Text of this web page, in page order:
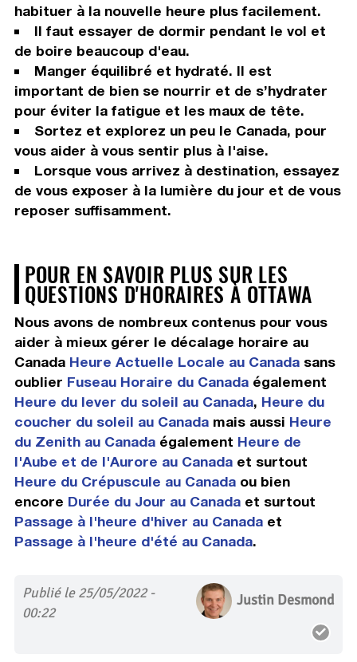
habituer à la nouvelle heure plus facilement.
Il faut essayer de dormir pendant le vol et
de boire beaucoup d'eau.
Manger équilibré et hydraté. Il est
important de bien se nourrir et de s’hydrater
pour éviter la fatigue et les maux de tête.
Sortez et explorez un peu le Canada, pour
vous aider à vous sentir plus à l'aise.
Lorsque vous arrivez à destination, essayez
de vous exposer à la lumière du jour et de vous
reposer suffisamment.
POUR EN SAVOIR PLUS SUR LES
QUESTIONS D'HORAIRES À OTTAWA
Nous avons de nombreux contenus pour vous
aider à mieux gérer le décalage horaire au
Canada Heure Actuelle Locale au Canadasans
oublier Fuseau Horaire du Canadaégalement
Heure du lever du soleil au Canada, Heure du
coucher du soleil au Canadamais aussi Heure
du Zenith au Canadaégalement Heure de
l'Aube et de l'Aurore au Canadaet surtout
Heure du Crépuscule au Canadaou bien
encore Durée du Jour au Canadaet surtout
Passage à l'heure d'hiver au Canadaet
Passage à l'heure d'été au Canada.
Publié le 25/05/2022 -
00:22
Justin Desmond